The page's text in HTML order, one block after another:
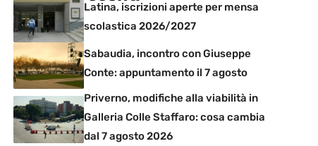
Latina, iscrizioni aperte per mensa
scolastica 2026/2027
Sabaudia, incontro con Giuseppe
Conte: appuntamento il 7 agosto
Priverno, modifiche alla viabilità in
Galleria Colle Staffaro: cosa cambia
dal 7 agosto 2026